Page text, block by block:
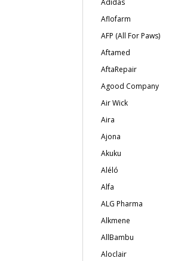
Adidas
Aflofarm
AFP (All For Paws)
Aftamed
AftaRepair
Agood Company
Air Wick
Aira
Ajona
Akuku
Aléló
Alfa
ALG Pharma
Alkmene
AllBambu
Aloclair